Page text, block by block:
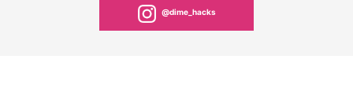
@dime_hacks